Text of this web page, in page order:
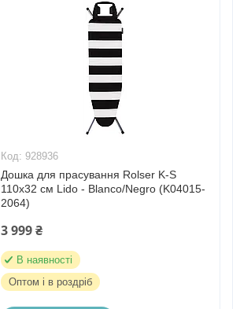
928936
Дошка для прасування Rolser K-S
110х32 см Lido - Blanco/Negro (K04015-
2064)
3 999 ₴
В наявності
Оптом і в роздріб